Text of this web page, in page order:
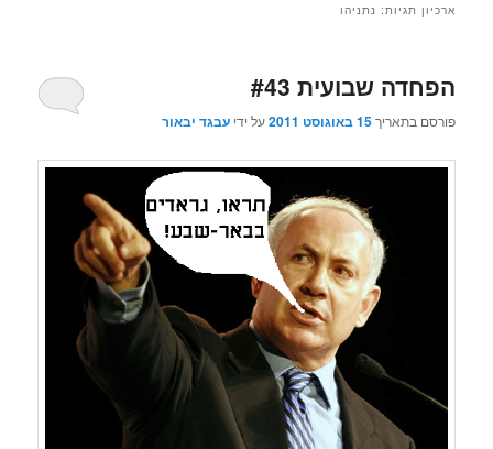
ארכיון תגיות: נתניהו
הפחדה שבועית #43
פורסם בתאריך15 באוגוסט 2011 על ידיעבגד יבאור